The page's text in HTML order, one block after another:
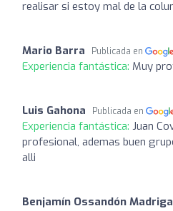
realisar si estoy mal de la
Mario Barra Publicada en
Experiencia fantástica: Muy
Luis Gahona Publicada en
Experiencia fantástica: Juan
profesional, ademas buen
alli
Benjamín Ossandón